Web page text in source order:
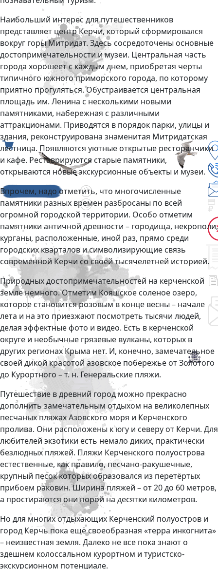
Наибольший интерес для путешественников
представляет центр Керчи, который сформировался
вокруг горы Митридат. Здесь сосредоточены основные
достопримечательности и музеи. Центральная часть
города хорошеет с каждым днем, приобретая черты
типичного южного приморского города, по которому
приятно прогуляться. Обустраивается центральная
площадь им. Ленина с несколькими новыми
памятниками, набережная с различными
аттракционами. Приводятся в порядок парки, улицы и
здания, реконструирована знаменитая Митридатская
лестница. Появляются уютные открытые ресторанчики
и кафе. Реставрируются старые памятники,
открываются новые экскурсионные объекты и музеи.
Впрочем, надо отметить, что многочисленные
памятники разных времен разбросаны по всей
огромной городской территории. Особо отметим
памятники античной древности – городища, некрополи,
курганы, расположенные, иной раз, прямо среди
городских кварталов и символизирующие связь
современной Керчи со своей тысячелетней историей.
Природных достопримечательностей на керченской
земле немного. Отметим Кояшское соленое озеро,
которое становится розовым в конце весны – начале
лета и на это приезжают посмотреть тысячи людей,
делая эффектные фото и видео. Есть в керченской
округе и необычные грязевые вулканы, которых в
других регионах Крыма нет. И, конечно, замечательное
своей дикой красотой азовское побережье от Золотого
до Курортного – т. н. Генеральские пляжи.
Путешествие в древний город можно прекрасно
дополнить замечательным отдыхом на великолепных
песчаных пляжах Азовского моря и Керченского
пролива. Они расположены к югу и северу от Керчи. Для
любителей экзотики есть немало диких, практически
безлюдных пляжей. Пляжи Керченского полуострова
естественные, как правило, песчано-ракушечные,
крупный песок которых образовался из перетёртых
прибоем раковин. Ширина пляжей – от 20 до 60 метров,
а простираются они порой на десятки километров.
Но для многих отдыхающих Керченский полуостров и
город Керчь пока ещё своеобразная «терра инкогнита»
– неизвестная земля. Далеко не все пока знают о
здешнем колоссальном курортном и туристско-
экскурсионном потенциале.